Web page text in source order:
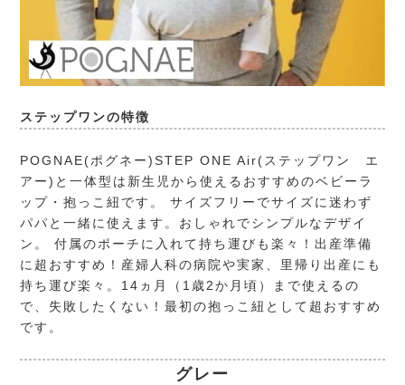
ステップワンの特徴
POGNAE(ポグネー)STEP ONE Air(ステップワン エ
アー)と一体型は新生児から使えるおすすめのベビーラ
ップ・抱っこ紐です。 サイズフリーでサイズに迷わず
パパと一緒に使えます。おしゃれでシンプルなデザイ
ン。 付属のポーチに入れて持ち運びも楽々！出産準備
に超おすすめ！産婦人科の病院や実家、里帰り出産にも
持ち運び楽々。14ヵ月（1歳2か月頃）まで使えるの
で、失敗したくない！最初の抱っこ紐として超おすすめ
です。
グレー